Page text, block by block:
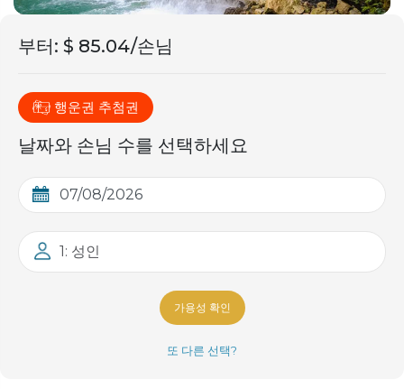
부터: $ 85.04/손님
행운권 추첨권
날짜와 손님 수를 선택하세요
1: 성인
가용성 확인
또 다른 선택?